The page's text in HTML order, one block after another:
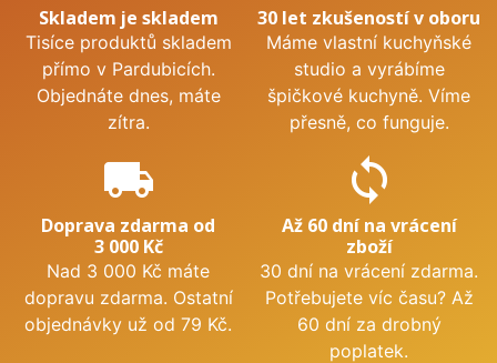
Skladem je skladem
Tisíce produktů skladem
přímo v Pardubicích.
Objednáte dnes, máte
zítra.
30 let zkušeností v oboru
Máme vlastní kuchyňské
studio a vyrábíme
špičkové kuchyně. Víme
přesně, co funguje.
local_shipping
Doprava zdarma od
3 000 Kč
Nad 3 000 Kč máte
dopravu zdarma. Ostatní
objednávky už od 79 Kč.
sync
Až 60 dní na vrácení
zboží
30 dní na vrácení zdarma.
Potřebujete víc času? Až
60 dní za drobný
poplatek.